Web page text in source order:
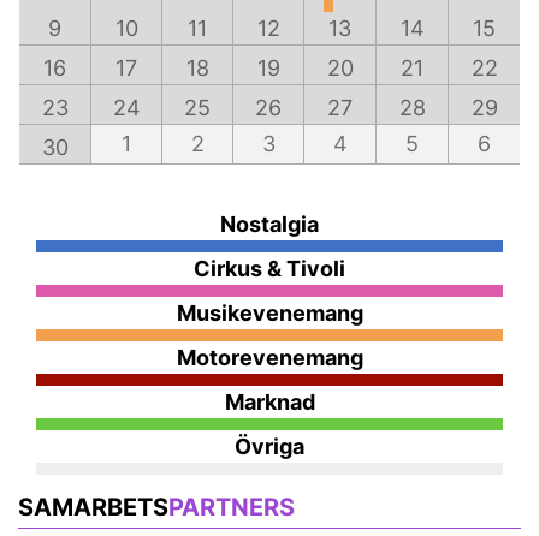
9 10 11 12 13 14
15
16
17 18 19 20 21
22
23
24 25 26 27 28
29
30
1 2 3 4 5 6
Nostalgia
Cirkus & Tivoli
Musikevenemang
Motorevenemang
Marknad
Övriga
SAMARBETSPARTNERS